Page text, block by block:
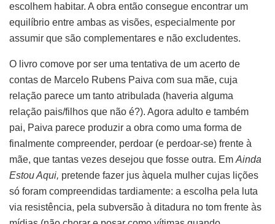
escolhem habitar. A obra então consegue encontrar um
equilíbrio entre ambas as visões, especialmente por
assumir que são complementares e não excludentes.
O livro comove por ser uma tentativa de um acerto de
contas de Marcelo Rubens Paiva com sua mãe, cuja
relação parece um tanto atribulada (haveria alguma
relação pais/filhos que não é?). Agora adulto e também
pai, Paiva parece produzir a obra como uma forma de
finalmente compreender, perdoar (e perdoar-se) frente à
mãe, que tantas vezes desejou que fosse outra. Em Ainda
Estou Aqui, pretende fazer jus àquela mulher cujas lições
só foram compreendidas tardiamente: a escolha pela luta
via resistência, pela subversão à ditadura no tom frente às